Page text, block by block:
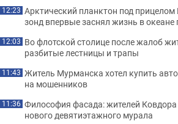
12:23 Арктический планктон под
зонд впервые заснял жизнь в
12:03 Во флотской столице после жалоб
разбитые лестницы и трапы
11:43 Житель Мурманска хотел купить
на мошенников
11:36 Философия фасада: жителей Ковдора
нового девятиэтажного мурала